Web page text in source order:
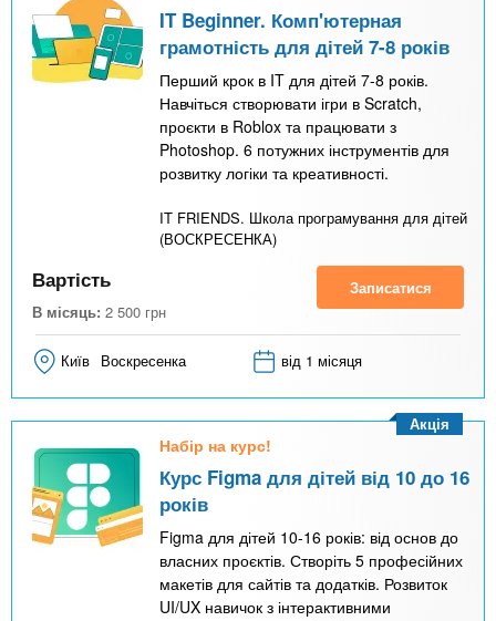
IT Beginner. Комп'ютерная
грамотність для дітей 7-8 років
Перший крок в IT для дітей 7-8 років.
Навчіться створювати ігри в Scratch,
проєкти в Roblox та працювати з
Photoshop. 6 потужних інструментів для
розвитку логіки та креативності.
IT FRIENDS. Школа програмування для дітей
(ВОСКРЕСЕНКА)
Вартість
В місяць: 2 500 грн
Записатися
Київ Воскресенка від 1 місяця
Набір на курс!
Курс Figma для дітей від 10 до 16
років
Figma для дітей 10-16 років: від основ до
власних проєктів. Створіть 5 професійних
макетів для сайтів та додатків. Розвиток
UI/UX навичок з інтерактивними
Акція